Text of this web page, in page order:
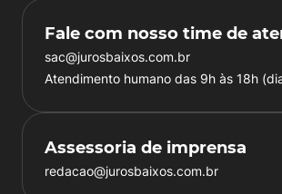
Fale com nosso time de
sac@jurosbaixos.com.br
Atendimento humano das 9h às 18h
Assessoria de imprensa
redacao@jurosbaixos.com.br